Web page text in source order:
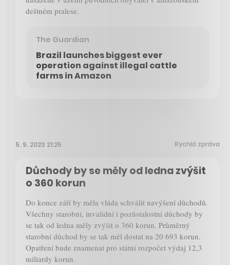
deštném pralese.
The Guardian
Brazil launches biggest ever
operation against illegal cattle
farms in Amazon
5. 9. 2023 21:25 Rychlá zpráva
Důchody by se měly od ledna zvýšit
o 360 korun
Do konce září by měla vláda schválit navýšení důchodů.
Všechny starobní, invalidní i pozůstalostní důchody by
se tak od ledna měly zvýšit o 360 korun. Průměrný
starobní důchod by se tak měl dostat na 20 693 korun.
Opatření bude znamenat pro státní rozpočet výdaj 12,3
miliardy korun.